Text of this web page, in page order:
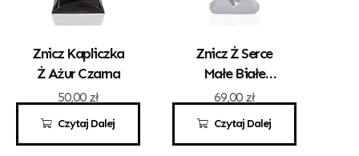
Czytaj Dalej
Znicz Kapliczka
Ż Ażur Czarna
50,00 zł
Czytaj Dalej
Znicz Ż Serce
Małe Białe
Złota Róża
69,00 zł